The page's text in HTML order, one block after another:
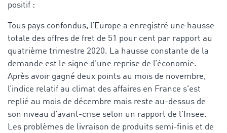
positif :
Tous pays confondus, l’Europe a enregistré une hausse
totale des offres de fret de 51 pour cent par rapport au
quatrième trimestre 2020. La hausse constante de la
demande est le signe d’une reprise de l’économie.
Après avoir gagné deux points au mois de novembre,
l’indice relatif au climat des affaires en France s'est
replié au mois de décembre mais reste au-dessus de
son niveau d'avant-crise selon un rapport de l'Insee.
Les problèmes de livraison de produits semi-finis et de